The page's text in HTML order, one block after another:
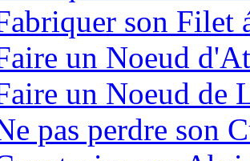
son Filet
un Noeud
un Noeud de
pas perdre son